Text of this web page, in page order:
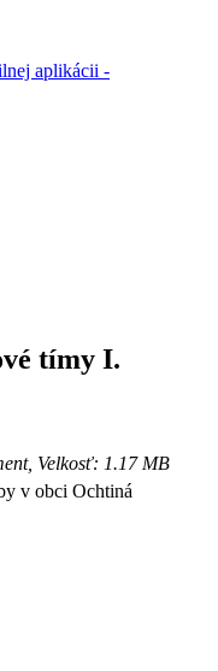
aplikácii -
tímy I.
Velkosť: 1.17 MB